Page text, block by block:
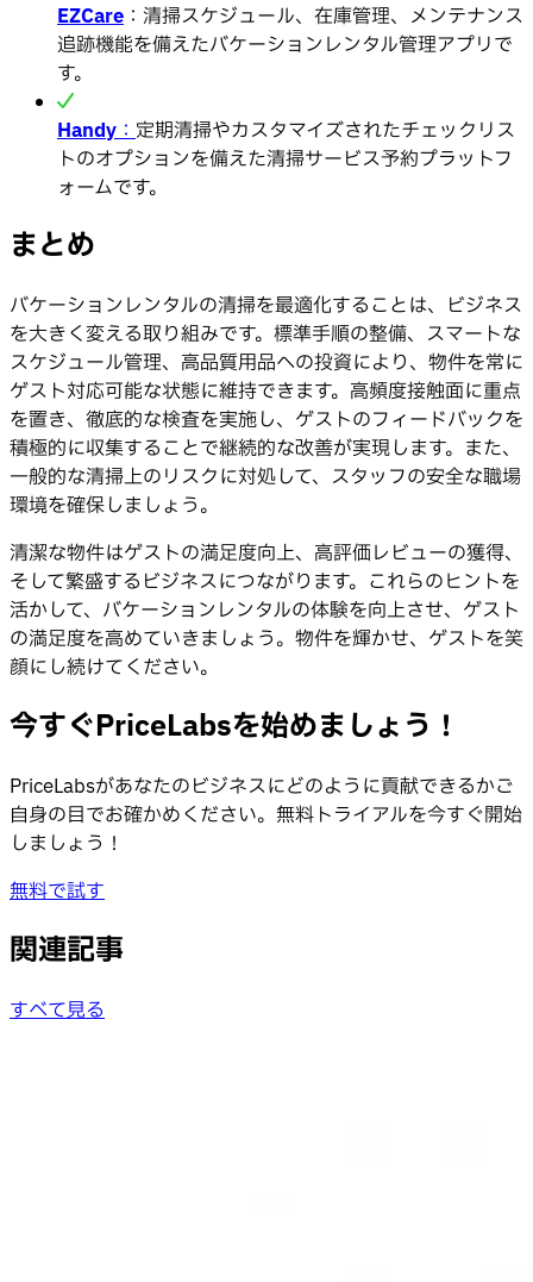
EZCare ：清掃スケジュール、在庫管理、メンテナンス
追跡機能を備えたバケーションレンタル管理アプリで
す。
Handy ： 定期清掃やカスタマイズされたチェックリス
トのオプションを備えた清掃サービス予約プラットフ
ォームです。
まとめ
バケーションレンタルの清掃を最適化することは、ビジネス
を大きく変える取り組みです。標準手順の整備、スマートな
スケジュール管理、高品質用品への投資により、物件を常に
ゲスト対応可能な状態に維持できます。高頻度接触面に重点
を置き、徹底的な検査を実施し、ゲストのフィードバックを
積極的に収集することで継続的な改善が実現します。また、
一般的な清掃上のリスクに対処して、スタッフの安全な職場
環境を確保しましょう。
清潔な物件はゲストの満足度向上、高評価レビューの獲得、
そして繁盛するビジネスにつながります。これらのヒントを
活かして、バケーションレンタルの体験を向上させ、ゲスト
の満足度を高めていきましょう。物件を輝かせ、ゲストを笑
顔にし続けてください。
今すぐPriceLabsを始めましょう！
PriceLabsがあなたのビジネスにどのように貢献できるかご
自身の目でお確かめください。無料トライアルを今すぐ開始
しましょう！
無料で試す
関連記事
すべて見る